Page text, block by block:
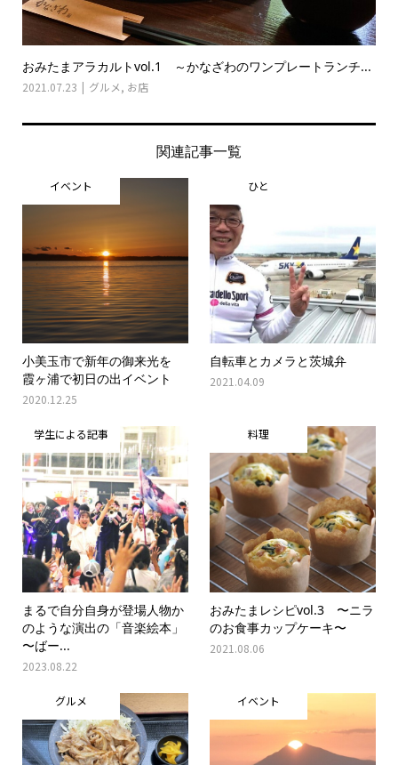
おみたまアラカルトvol.1 ～かなざわのワンプレートランチ...
2021.07.23 グルメ, お店
関連記事一覧
イベント
小美玉市で新年の御来光を
霞ヶ浦で初日の出イベント
2020.12.25
ひと
自転車とカメラと茨城弁
2021.04.09
学生による記事
まるで自分自身が登場人物か
のような演出の「音楽絵本」
〜ばー...
2023.08.22
料理
おみたまレシピvol.3 〜ニラ
のお食事カップケーキ〜
2021.08.06
グルメ イベント